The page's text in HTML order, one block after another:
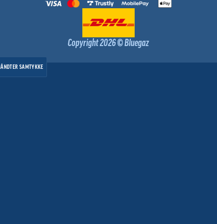
Copyright 2026 © Bluegaz
SAMTYKKE